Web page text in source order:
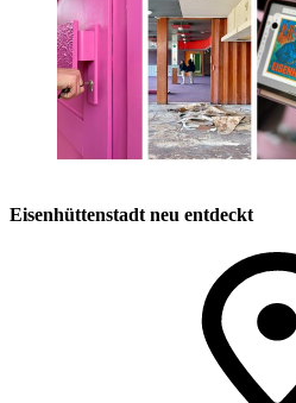
Eisenhüttenstadt neu entdeckt